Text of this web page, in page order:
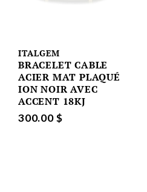
ITALGEM
BRACELET CABLE
ACIER MAT PLAQUÉ
ION NOIR AVEC
ACCENT 18KJ
300.00 $